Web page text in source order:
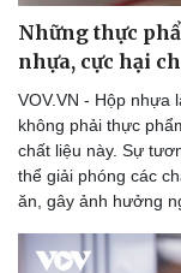
Những thực
nhựa, cực hại
VOV.VN - Hộp nhựa
không phải thực
chất liệu này. Sự
thể giải phóng các
ăn, gây ảnh hưởng